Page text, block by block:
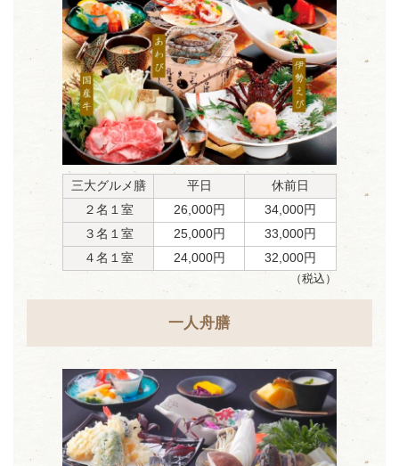
三大グルメ膳 平日
休前日
２名１室
26,000円
34,000円
３名１室
25,000円
33,000円
４名１室
24,000円 32,000円
（税込）
一人舟膳